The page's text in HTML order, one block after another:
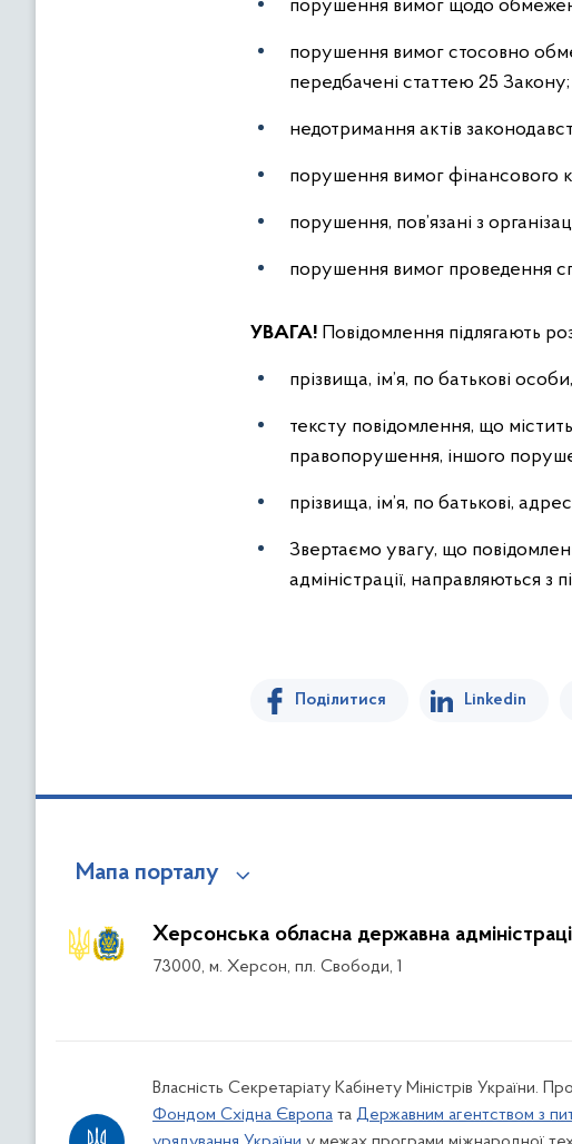
порушення вимог щодо
порушення вимог стосовно
передбачені статтею 25 Закону;
недотримання актів
порушення вимог фінансового
порушення, пов’язані з
порушення вимог проведення
УВАГА! Повідомлення підлягають
прізвища, ім’я, по батькові
тексту повідомлення, що
правопорушення, іншого
прізвища, ім’я, по батькові,
Звертаємо увагу, що
адміністрації, направляються з
Поділитися Linkedin
Мапа порталу
Херсонська обласна державна
73000, м. Херсон, пл. Свободи, 1
Власність Секретаріату Кабінету Міністрів України.
Фондом Східна Європа та Державним агентством з